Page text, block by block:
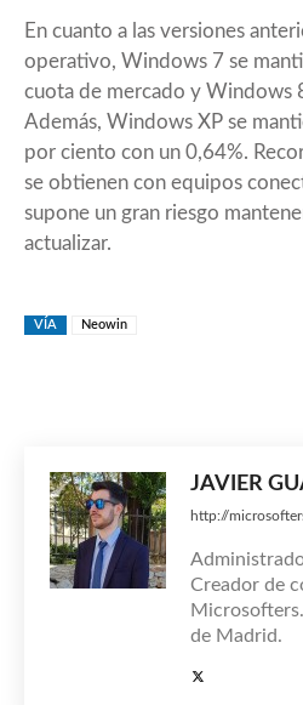
En cuanto a las versiones
operativo, Windows 7 se
cuota de mercado y Windows
Además, Windows XP se
por ciento con un 0,64%.
se obtienen con equipos
supone un gran riesgo
actualizar.
VÍA Neowin
JAVIER
http://
Creador de
de Madrid.